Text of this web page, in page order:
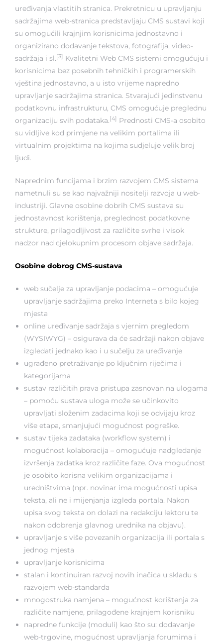
uređivanja vlastitih stranica. Prekretnicu u upravljanju
sadržajima web-stranica predstavljaju CMS sustavi koji
su omogućili krajnjim korisnicima jednostavno i
organizirano dodavanje tekstova, fotografija, video-
sadržaja i sl.[3] Kvalitetni Web CMS sistemi omogućuju i
korisnicima bez posebnih tehničkih i programerskih
vještina jednostavno, a u isto vrijeme napredno
upravljanje sadržajima stranica. Stvarajući jedinstvenu
podatkovnu infrastrukturu, CMS omogućuje preglednu
organizaciju svih podataka.[4] Prednosti CMS-a osobito
su vidljive kod primjene na velikim portalima ili
virtualnim projektima na kojima sudjeluje velik broj
ljudi.
Naprednim funcijama i brzim razvojem CMS sistema
nametnuli su se kao najvažniji nositelji razvoja u web-
industriji. Glavne osobine dobrih CMS sustava su
jednostavnost korištenja, preglednost podatkovne
strukture, prilagodljivost za različite svrhe i visok
nadzor nad cjelokupnim procesom objave sadržaja.
Osobine dobrog CMS-sustava
web sučelje za upravljanje podacima – omogućuje
upravljanje sadržajima preko Interneta s bilo kojeg
mjesta
online uređivanje sadržaja s vjernim pregledom
(WYSIWYG) – osigurava da će sadržaji nakon objave
izgledati jednako kao i u sučelju za uređivanje
ugrađeno pretraživanje po ključnim riječima i
kategorijama
sustav različitih prava pristupa zasnovan na ulogama
– pomoću sustava uloga može se učinkovito
upravljati složenim zadacima koji se odvijaju kroz
više etapa, smanjujući mogućnost pogreške.
sustav tijeka zadataka (workflow system) i
mogućnost kolaboracija – omogućuje nadgledanje
izvršenja zadatka kroz različite faze. Ova mogućnost
je osobito korisna velikim organizacijama i
uredništvima (npr. novinar ima mogućnosti upisa
teksta, ali ne i mijenjanja izgleda portala. Nakon
upisa svog teksta on dolazi na redakciju lektoru te
nakon odobrenja glavnog urednika na objavu).
upravljanje s više povezanih organizacija ili portala s
jednog mjesta
upravljanje korisnicima
stalan i kontinuiran razvoj novih inačica u skladu s
razvojem web-standarda
mnogostruka namjena – mogućnost korištenja za
različite namjene, prilagođene krajnjem korisniku
napredne funkcije (moduli) kao što su: dodavanje
web-trgovine, mogućnost upravljanja forumima i